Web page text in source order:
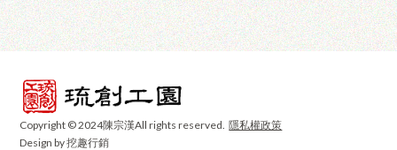
Copyright © 2024陳宗漢All rights reserved.隱私權政策
Design by 挖趣行銷